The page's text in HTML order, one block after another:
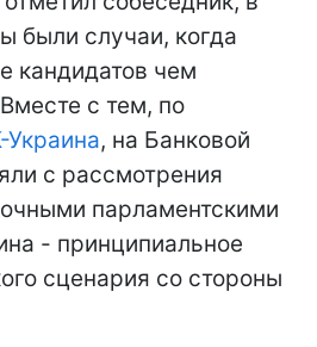
были случаи, когда
кандидатов чем
с тем, по
, на Банковой
с рассмотрения
парламентскими
- принципиальное
сценария со стороны